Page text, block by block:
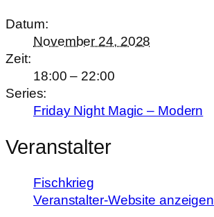
Datum:
November 24, 2028
Zeit:
18:00 – 22:00
Series:
Friday Night Magic – Modern
Veranstalter
Fischkrieg
Veranstalter-Website anzeigen